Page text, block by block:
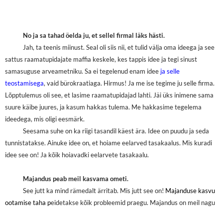
No ja sa tahad öelda ju, et sellel firmal läks hästi.
Jah, ta teenis miinust. Seal oli siis nii, et tulid välja oma ideega ja see
sattus raamatupidajate maffia keskele, kes tappis idee ja tegi sinust
samasuguse arveametniku. Sa ei tegelenud enam idee ja selle
teostamisega, vaid bürokraatiaga. Hirmus! Ja me ise tegime ju selle firma.
Lõpptulemus oli see, et lasime raamatupidajad lahti. Jäi üks inimene sama
suure käibe juures, ja kasum hakkas tulema. Me hakkasime tegelema
ideedega, mis oligi eesmärk.
Seesama suhe on ka riigi tasandil käest ära. Idee on puudu ja seda
tunnistatakse. Ainuke idee on, et hoiame eelarved tasakaalus. Mis kuradi
idee see on! Ja kõik hoiavadki eelarvete tasakaalu.
Majandus peab meil kasvama ometi.
See jutt ka mind rämedalt ärritab. Mis jutt see on! Majanduse kasvu
ootamise taha peidetakse kõik probleemid praegu. Majandus on meil nagu